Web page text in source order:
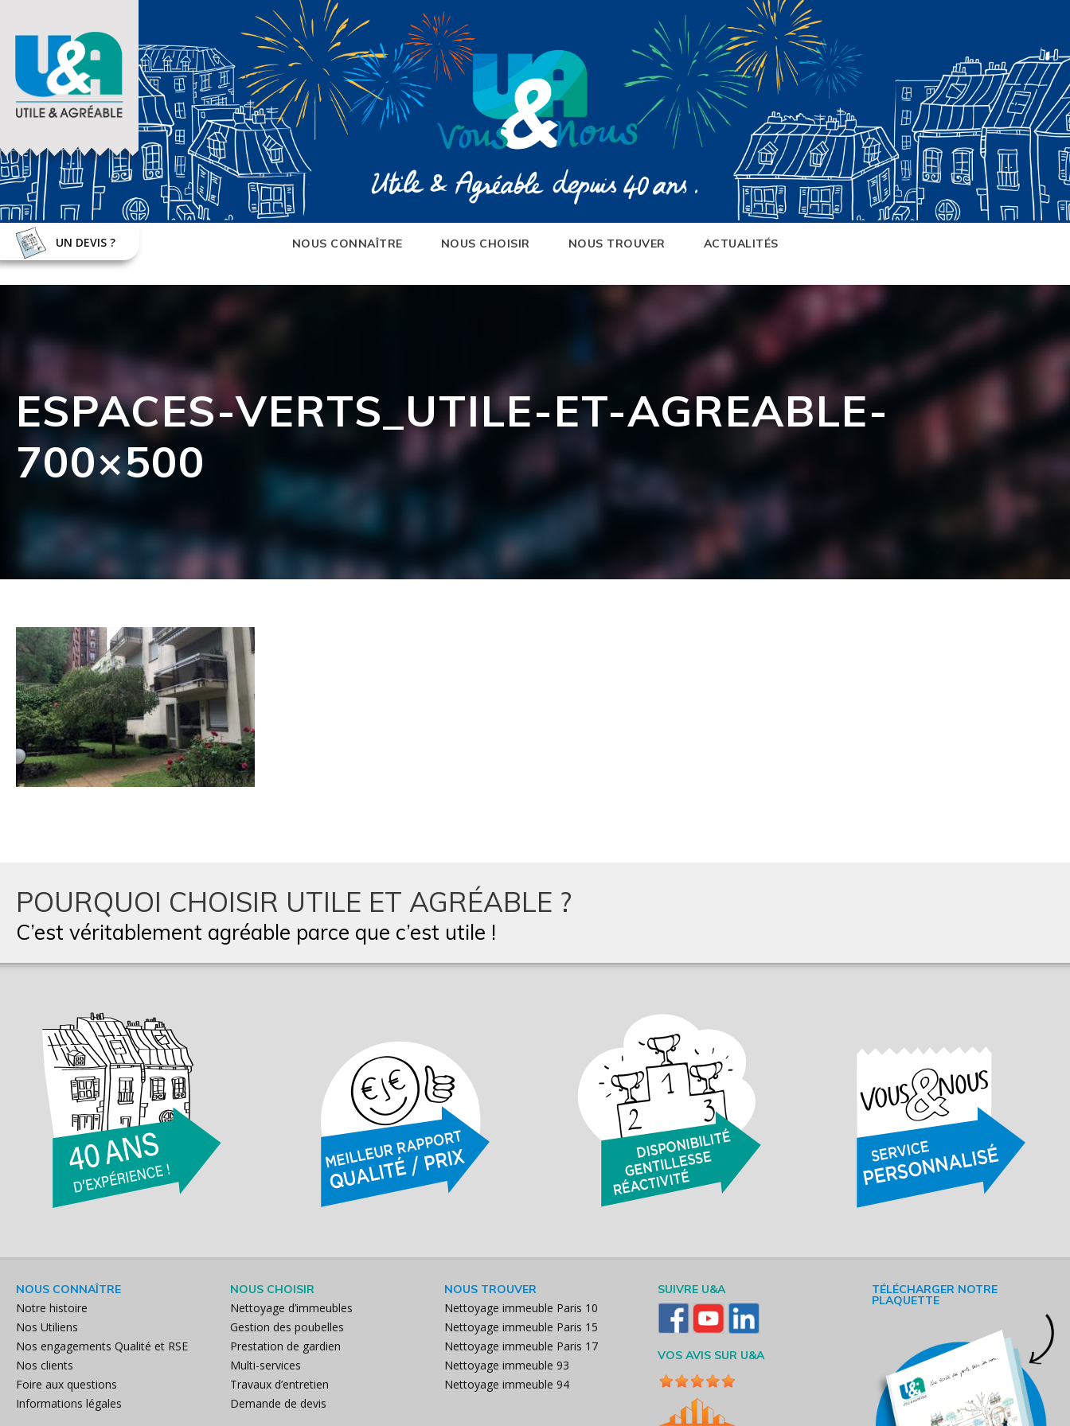
NOUS CONNAÎTRE NOUS CHOISIR NOUS TROUVER ACTUALITÉS
UN DEVIS ?
ESPACES-VERTS_UTILE-ET-AGREABLE-
700×500
POURQUOI CHOISIR UTILE ET AGRÉABLE ?
C’est véritablement agréable parce que c’est utile !
NOUS CONNAÎTRE
Notre histoire
Nos Utiliens
Nos engagements Qualité et RSE
Nos clients
Foire aux questions
Informations légales
NOUS CHOISIR
Nettoyage d’immeubles
Gestion des poubelles
Prestation de gardien
Multi-services
Travaux d’entretien
Demande de devis
NOUS TROUVER
Nettoyage immeuble Paris 10
Nettoyage immeuble Paris 15
Nettoyage immeuble Paris 17
Nettoyage immeuble 93
Nettoyage immeuble 94
SUIVRE U&A
VOS AVIS SUR U&A
TÉLÉCHARGER NOTRE
PLAQUETTE